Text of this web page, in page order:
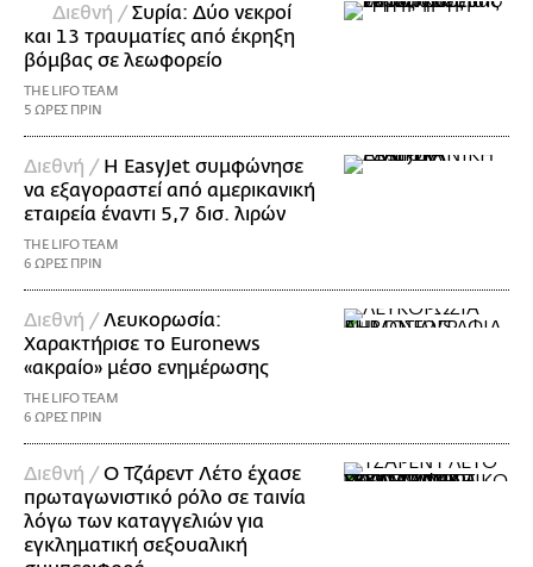
Διεθνή /Συρία: Δύο νεκροί
και 13 τραυματίες από έκρηξη
βόμβας σε λεωφορείο
THE LIFO TEAM
5 ΩΡΕΣ ΠΡΙΝ
Διεθνή / Η EasyJet συμφώνησε
να εξαγοραστεί από αμερικανική
εταιρεία έναντι 5,7 δισ. λιρών
THE LIFO TEAM
6 ΩΡΕΣ ΠΡΙΝ
Διεθνή /Λευκορωσία:
Χαρακτήρισε το Euronews
«ακραίο» μέσο ενημέρωσης
THE LIFO TEAM
6 ΩΡΕΣ ΠΡΙΝ
Διεθνή /Ο Τζάρεντ Λέτο έχασε
πρωταγωνιστικό ρόλο σε ταινία
λόγω των καταγγελιών για
εγκληματική σεξουαλική